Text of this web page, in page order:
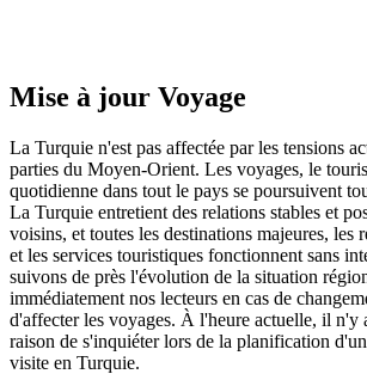
Mise à jour Voyage
La Turquie n'est pas affectée par les tensions
parties du Moyen-Orient. Les voyages, le
quotidienne dans tout le pays se poursuivent
La Turquie entretient des relations stables et
voisins, et toutes les destinations majeures, les
et les services touristiques fonctionnent sans
suivons de près l'évolution de la situation
immédiatement nos lecteurs en cas de
d'affecter les voyages. À l'heure actuelle, il n'y
raison de s'inquiéter lors de la planification
visite en Turquie.